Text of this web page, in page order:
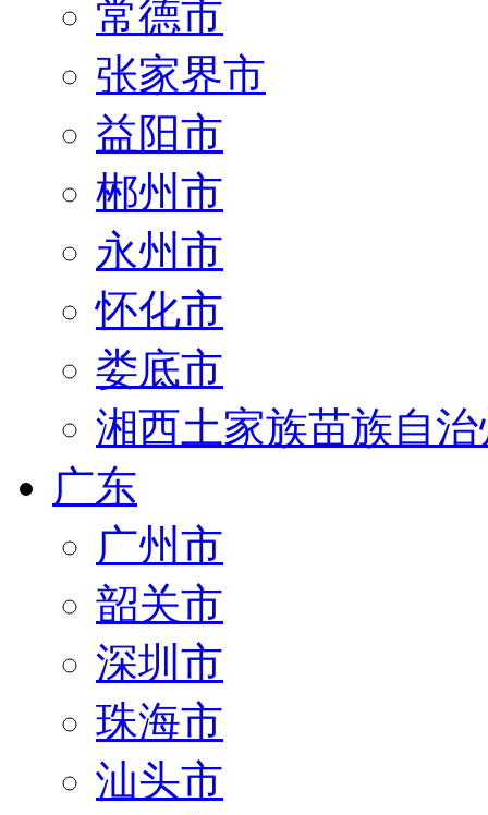
常德市
张家界市
益阳市
郴州市
永州市
怀化市
娄底市
湘西土家族苗族自治
广东
广州市
韶关市
深圳市
珠海市
汕头市